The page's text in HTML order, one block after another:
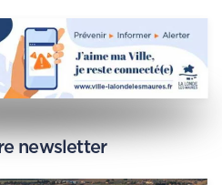
newsletter